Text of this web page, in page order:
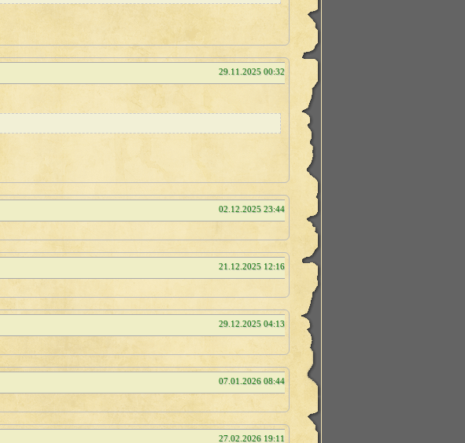
29.11.2025 00:32
02.12.2025 23:44
21.12.2025 12:16
29.12.2025 04:13
07.01.2026 08:44
27.02.2026 19:11